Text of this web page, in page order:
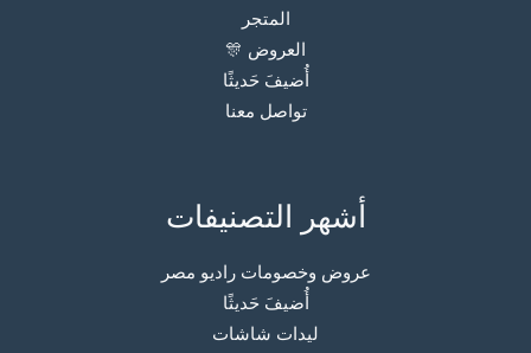
المتجر
العروض 🎊
أُضيفَ حَديثًا
تواصل معنا
أشهر التصنيفات
عروض وخصومات راديو مصر
أُضيفَ حَديثًا
ليدات شاشات